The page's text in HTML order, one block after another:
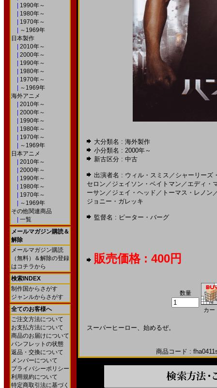
1990年～
1980年～
1970年～
～1969年
日本製作
2010年～
2000年～
1990年～
1980年～
1970年～
～1969年
海外アニメ
2010年～
2000年～
1990年～
1980年～
1970年～
～1969年
日本アニメ
2010年～
2000年～
1990年～
1980年～
1970年～
～1969年
その他関連商品
一覧
メールマガジン購読＆
解除
メールマガジン購読
（無料）＆解除の登録
はコチラから
検索INDEX
制作国からさがす
ジャンルからさがす
全てのお客様へ
ご注文方法について
お支払方法について
商品のお届けについて
パンフレットの状態
返品・交換について
メンバーについて
プライバシーポリシー
利用規約について
特定商取引法に基づく
大分類名 : 海外製作
小分類名 : 2000年～
新古区分 : 中古
出演者名 : ウィル・スミス ／ シャーリーズ
セロン ／ ジェイソン・ベイトマン ／ エディ・
ーサン ／ ジェイ・ヘッド ／ トーマス・レノン
ジョニー・ガレッキ
監督名 : ピーター・バーグ
販売価格 : 400円
数量
カー
スーパーヒーロー、始めるぜ。
商品コード :